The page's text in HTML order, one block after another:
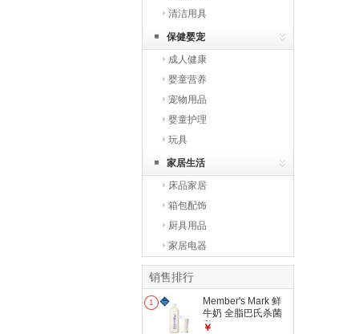
清洁用具
保健婴宠
成人健康
婴童营养
宠物用品
婴童护理
玩具
家居生活
床品家居
箱包配饰
厨具用品
家居电器
销售排行
1
Member's Mark 鲜
牛奶 全脂巴氏杀菌
乳 2L 2L
￥